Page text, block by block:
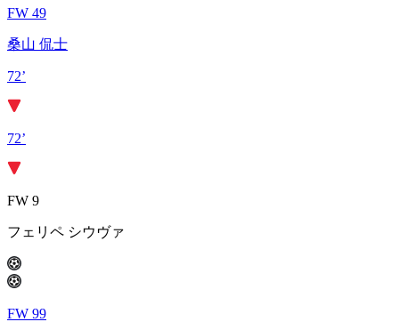
FW 49
桑山 侃士
72’
72’
FW 9
フェリペ シウヴァ
FW 99